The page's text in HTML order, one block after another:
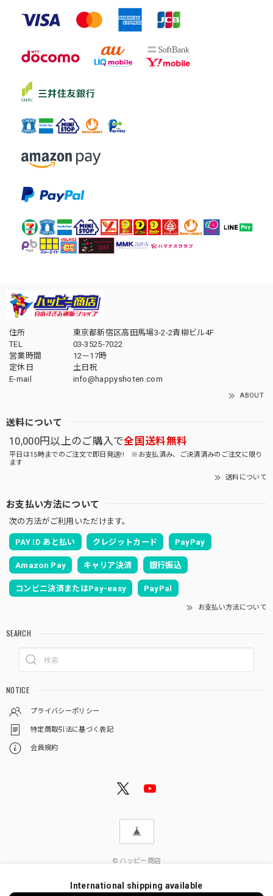
住所
東京都新宿区高田馬場3-2-2青柳ビル4F
TEL
03-3525-7022
営業時間
12－17時
定休日
土日祝
E-mail
info@happyshoten.com
ABOUT
送料について
10,000円以上のご購入で全国送料無料
平日は15時までのご注文で即日発送!! ※お支払済み、ご決済済みのご注文に限り
ます
送料について
お支払い方法について
次の方法がご利用いただけます。
PAY ID あと払い クレジットカード PayPay
Amazon Pay キャリア決済 銀行振込
コンビニ決済またはPay-easy PayPal
お支払い方法について
SEARCH
NOTICE
プライバシーポリシー
特定商取引法に基づく表記
会員規約
© ハッピー商店
International shipping available